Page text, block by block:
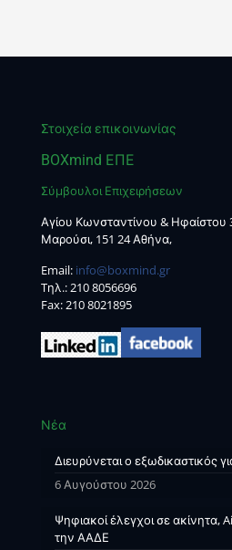
Στοιχεία επικοινωνίας
BOXmind ΕΠΕ
Σύμβουλοι Επιχειρήσεων
Αγίου Κωνσταντίνου & Ηφαίστου
Μαρούσι, 151 24 Αθήνα,
Email: info@boxmind.gr
Tηλ.:210 8056696
Fax: 210 8021895
Νέα
Διευρύνεται ο εξωδικαστικός
6 Αυγούστου 2026
Ψηφιακοί έλεγχοι σε ακίνητα,
την ΑΑΔΕ